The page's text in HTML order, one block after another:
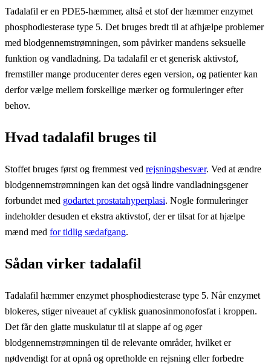
Tadalafil er en PDE5-hæmmer, altså et stof der hæmmer enzymet
phosphodiesterase type 5. Det bruges bredt til at afhjælpe problemer
med blodgennemstrømningen, som påvirker mandens seksuelle
funktion og vandladning. Da tadalafil er et generisk aktivstof,
fremstiller mange producenter deres egen version, og patienter kan
derfor vælge mellem forskellige mærker og formuleringer efter
behov.
Hvad tadalafil bruges til
Stoffet bruges først og fremmest ved rejsningsbesvær. Ved at ændre
blodgennemstrømningen kan det også lindre vandladningsgener
forbundet med godartet prostatahyperplasi. Nogle formuleringer
indeholder desuden et ekstra aktivstof, der er tilsat for at hjælpe
mænd med for tidlig sædafgang.
Sådan virker tadalafil
Tadalafil hæmmer enzymet phosphodiesterase type 5. Når enzymet
blokeres, stiger niveauet af cyklisk guanosinmonofosfat i kroppen.
Det får den glatte muskulatur til at slappe af og øger
blodgennemstrømningen til de relevante områder, hvilket er
nødvendigt for at opnå og opretholde en rejsning eller forbedre